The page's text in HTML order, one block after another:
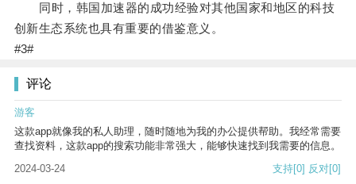
同时，韩国加速器的成功经验对其他国家和地区的科技
创新生态系统也具有重要的借鉴意义。
#3#
评论
游客
这款app就像我的私人助理，随时随地为我的办公提供帮助。我经常需要
查找资料，这款app的搜索功能非常强大，能够快速找到我需要的信息。
2024-03-24
支持[0] 反对[0]